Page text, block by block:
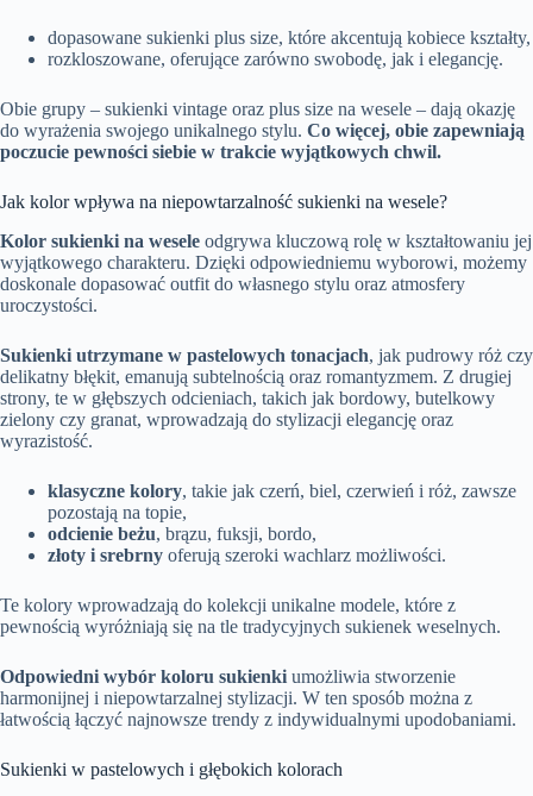
dopasowane sukienki plus size, które akcentują kobiece kształty,
rozkloszowane, oferujące zarówno swobodę, jak i elegancję.
Obie grupy – sukienki vintage oraz plus size na wesele – dają okazję
do wyrażenia swojego unikalnego stylu. Co więcej, obie zapewniają
poczucie pewności siebie w trakcie wyjątkowych chwil.
Jak kolor wpływa na niepowtarzalność sukienki na wesele?
Kolor sukienki na wesele odgrywa kluczową rolę w kształtowaniu jej
wyjątkowego charakteru. Dzięki odpowiedniemu wyborowi, możemy
doskonale dopasować outfit do własnego stylu oraz atmosfery
uroczystości.
Sukienki utrzymane w pastelowych tonacjach, jak pudrowy róż czy
delikatny błękit, emanują subtelnością oraz romantyzmem. Z drugiej
strony, te w głębszych odcieniach, takich jak bordowy, butelkowy
zielony czy granat, wprowadzają do stylizacji elegancję oraz
wyrazistość.
klasyczne kolory, takie jak czerń, biel, czerwień i róż, zawsze
pozostają na topie,
odcienie beżu, brązu, fuksji, bordo,
złoty i srebrny oferują szeroki wachlarz możliwości.
Te kolory wprowadzają do kolekcji unikalne modele, które z
pewnością wyróżniają się na tle tradycyjnych sukienek weselnych.
Odpowiedni wybór koloru sukienki umożliwia stworzenie
harmonijnej i niepowtarzalnej stylizacji. W ten sposób można z
łatwością łączyć najnowsze trendy z indywidualnymi upodobaniami.
Sukienki w pastelowych i głębokich kolorach